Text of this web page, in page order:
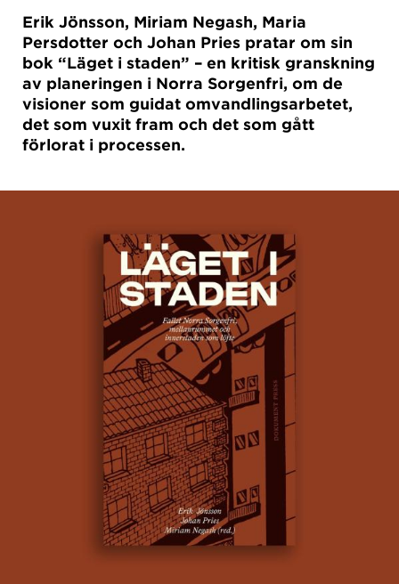
Erik Jönsson, Miriam Negash, Maria
Persdotter och Johan Pries pratar om sin
bok “Läget i staden” – en kritisk granskning
av planeringen i Norra Sorgenfri, om de
visioner som guidat omvandlingsarbetet,
det som vuxit fram och det som gått
förlorat i processen.